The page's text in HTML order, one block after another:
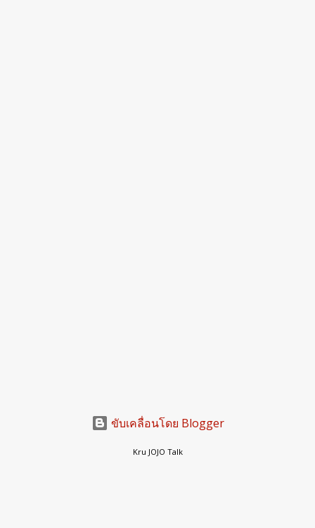
ขับเคลื่อนโดย Blogger
Kru JOJO Talk